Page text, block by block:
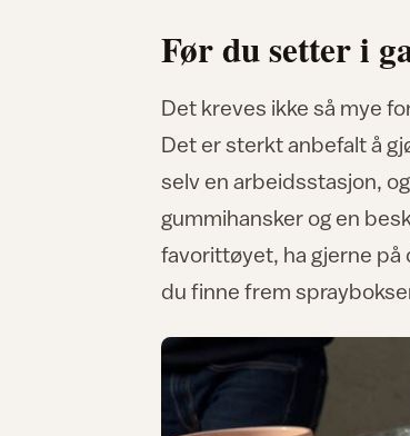
Før du setter i
Det kreves ikke så mye
Det er sterkt anbefalt å
selv en arbeidsstasjon,
gummihansker og en
favorittøyet, ha gjerne på
du finne frem